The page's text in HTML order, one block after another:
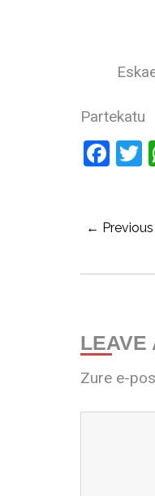
Partekatu
←
LEAVE
Zure e-